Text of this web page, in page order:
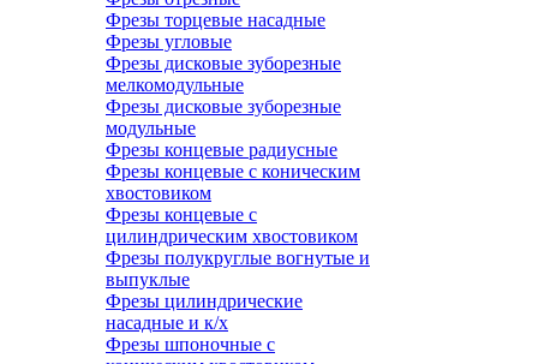
Фрезы торцевые насадные
Фрезы угловые
Фрезы дисковые зуборезные
мелкомодульные
Фрезы дисковые зуборезные
модульные
Фрезы концевые радиусные
Фрезы концевые с коническим
хвостовиком
Фрезы концевые с
цилиндрическим хвостовиком
Фрезы полукруглые вогнутые и
выпуклые
Фрезы цилиндрические
насадные и к/х
Фрезы шпоночные с